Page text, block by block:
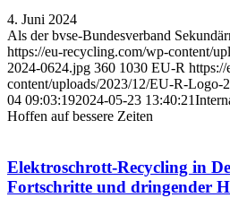
4. Juni 2024
Als der bvse-Bundesverband
https://eu-recycling.com/wp-content/
2024-0624.jpg 360 1030 EU-R
content/uploads/2023/12/EU-R-Logo-
04 09:03:192024-05-23 13:40:21
Hoffen auf bessere Zeiten
Elektroschrott-Recycling in
Fortschritte und dringender